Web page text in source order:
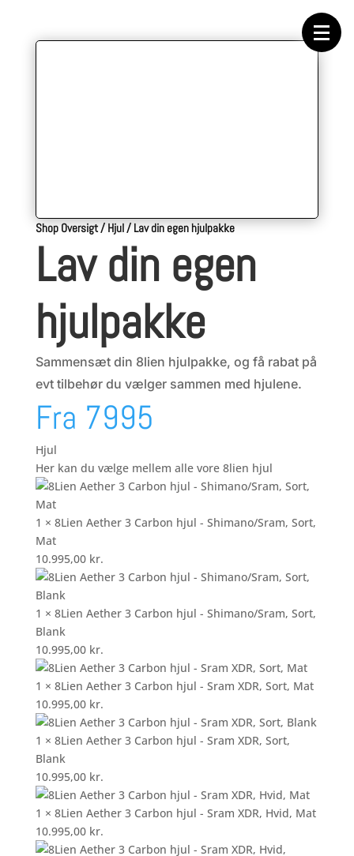
Shop Oversigt/Hjul/Lav din egen hjulpakke
Lav din egen
hjulpakke
Sammensæt din 8lien hjulpakke, og få rabat på
evt tilbehør du vælger sammen med hjulene.
Fra 7995
Hjul
Her kan du vælge mellem alle vore 8lien hjul
1 × 8Lien Aether 3 Carbon hjul - Shimano/Sram, Sort,
Mat
10.995,00 kr.
1 × 8Lien Aether 3 Carbon hjul - Shimano/Sram, Sort,
Blank
10.995,00 kr.
1 × 8Lien Aether 3 Carbon hjul - Sram XDR, Sort, Mat
10.995,00 kr.
1 × 8Lien Aether 3 Carbon hjul - Sram XDR, Sort,
Blank
10.995,00 kr.
1 × 8Lien Aether 3 Carbon hjul - Sram XDR, Hvid, Mat
10.995,00 kr.